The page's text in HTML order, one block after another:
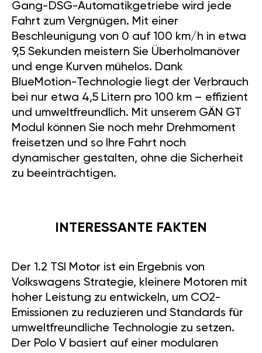
Gang-DSG-Automatikgetriebe wird jede
Fahrt zum Vergnügen. Mit einer
Beschleunigung von 0 auf 100 km/h in etwa
9,5 Sekunden meistern Sie Überholmanöver
und enge Kurven mühelos. Dank
BlueMotion-Technologie liegt der Verbrauch
bei nur etwa 4,5 Litern pro 100 km – effizient
und umweltfreundlich. Mit unserem GÄN GT
Modul können Sie noch mehr Drehmoment
freisetzen und so Ihre Fahrt noch
dynamischer gestalten, ohne die Sicherheit
zu beeinträchtigen.
INTERESSANTE FAKTEN
Der 1.2 TSI Motor ist ein Ergebnis von
Volkswagens Strategie, kleinere Motoren mit
hoher Leistung zu entwickeln, um CO2-
Emissionen zu reduzieren und Standards für
umweltfreundliche Technologie zu setzen.
Der Polo V basiert auf einer modularen